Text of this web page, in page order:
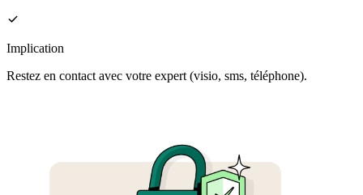
Implication
Restez en contact avec votre expert (visio, sms, téléphone).